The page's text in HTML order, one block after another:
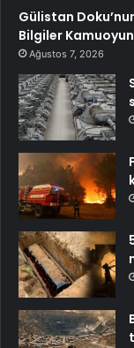
Gülistan
Bilgiler
Ağustos 7, 2026